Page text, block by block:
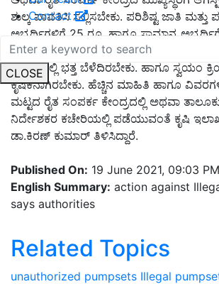
Contact
CLOSE
ಶುಲ್ಕ ಪಾವತಿಸಿ ಸಲ್ಲಿಸಬೇಕು. ಪರಿಶಿಷ್ಟ ಜಾತಿ ಮತ್ತು
ಅಭ್ಯರ್ಥಿಗಳಿಗೆ 25 ರೂ. ಹಾಗೂ ಸಾಮಾನ್ಯ
ಶುಲ್ಕ ನಿಗದಿಪಡಿಸಲಾಗಿದೆ. ಅರ್ಜಿ ಸಲ್ಲಿಸುವ ರೈತರು
ಪ್ರದೇಶದಲ್ಲಿ ಭತ್ತ ಬೆಳೆದಿರಬೇಕು. ಹಾಗೂ ಸ್ವಯಂ
ಕೃಷಿಕನಾಗಿರಬೇಕು. ಹೆಚ್ಚಿನ ಮಾಹಿತಿ ಹಾಗೂ
ಮಟ್ಟದ ರೈತ ಸಂಪರ್ಕ ಕೇಂದ್ರದಲ್ಲಿ ಅಥವಾ
ನಿರ್ದೇಶಕರ ಕಚೇರಿಯಲ್ಲಿ ಪಡೆಯುವಂತೆ ಕೃಷಿ
ಡಾ.ಕಿರಣ್ ಕುಮಾರ್ ತಿಳಿಸಿದ್ದಾರೆ.
Published On: 19 June 2021, 09:03 PM
English Summary: action against
says authorities
Related Topics
unauthorized pumpsets Illegal